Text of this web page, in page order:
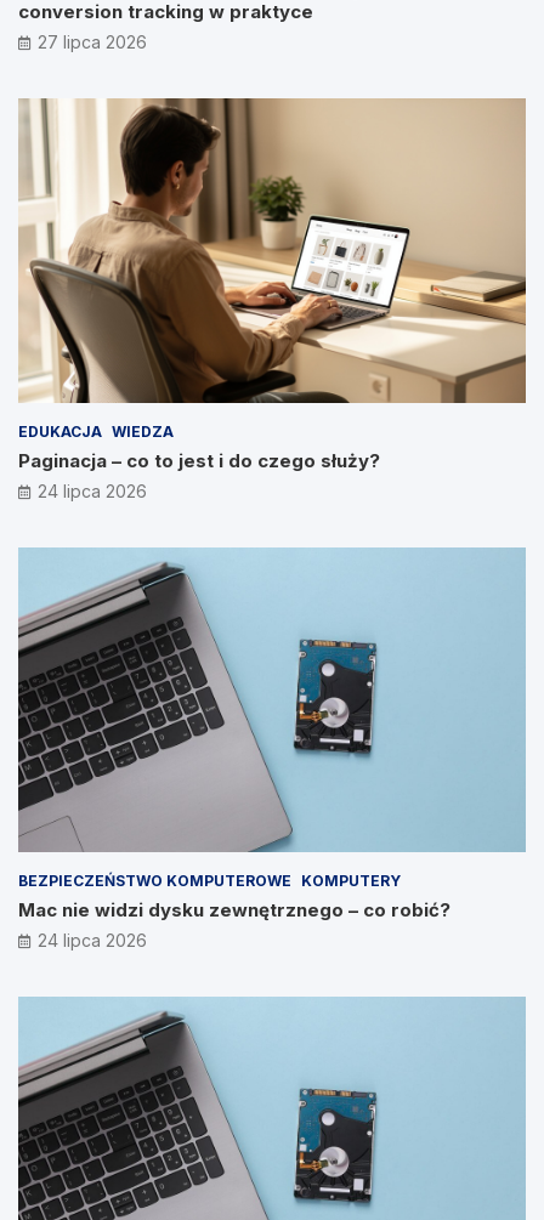
conversion tracking w praktyce
27 lipca 2026
EDUKACJA WIEDZA
Paginacja – co to jest i do czego służy?
24 lipca 2026
BEZPIECZEŃSTWO KOMPUTEROWE KOMPUTERY
Mac nie widzi dysku zewnętrznego – co robić?
24 lipca 2026